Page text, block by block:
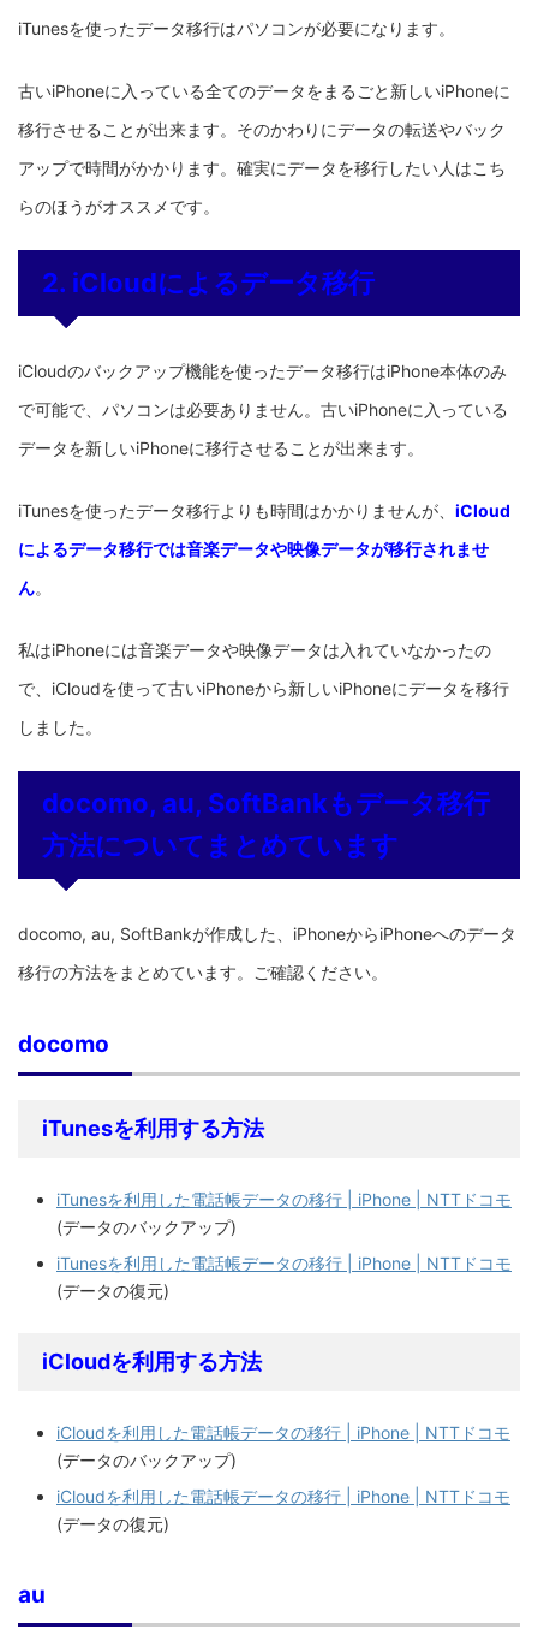
iTunesを使ったデータ移行はパソコンが必要になります。
古いiPhoneに入っている全てのデータをまるごと新しいiPhoneに
移行させることが出来ます。そのかわりにデータの転送やバック
アップで時間がかかります。確実にデータを移行したい人はこち
らのほうがオススメです。
2. iCloudによるデータ移行
iCloudのバックアップ機能を使ったデータ移行はiPhone本体のみ
で可能で、パソコンは必要ありません。古いiPhoneに入っている
データを新しいiPhoneに移行させることが出来ます。
iTunesを使ったデータ移行よりも時間はかかりませんが、 iCloud
によるデータ移行では音楽データや映像データが移行されませ
ん。
私はiPhoneには音楽データや映像データは入れていなかったの
で、iCloudを使って古いiPhoneから新しいiPhoneにデータを移行
しました。
docomo, au, SoftBankもデータ移行
方法についてまとめています
docomo, au, SoftBankが作成した、iPhoneからiPhoneへのデータ
移行の方法をまとめています。ご確認ください。
docomo
iTunesを利用する方法
iTunesを利用した電話帳データの移行 | iPhone | NTTドコモ
(データのバックアップ)
iTunesを利用した電話帳データの移行 | iPhone | NTTドコモ
(データの復元)
iCloudを利用する方法
iCloudを利用した電話帳データの移行 | iPhone | NTTドコモ
(データのバックアップ)
iCloudを利用した電話帳データの移行 | iPhone | NTTドコモ
(データの復元)
au